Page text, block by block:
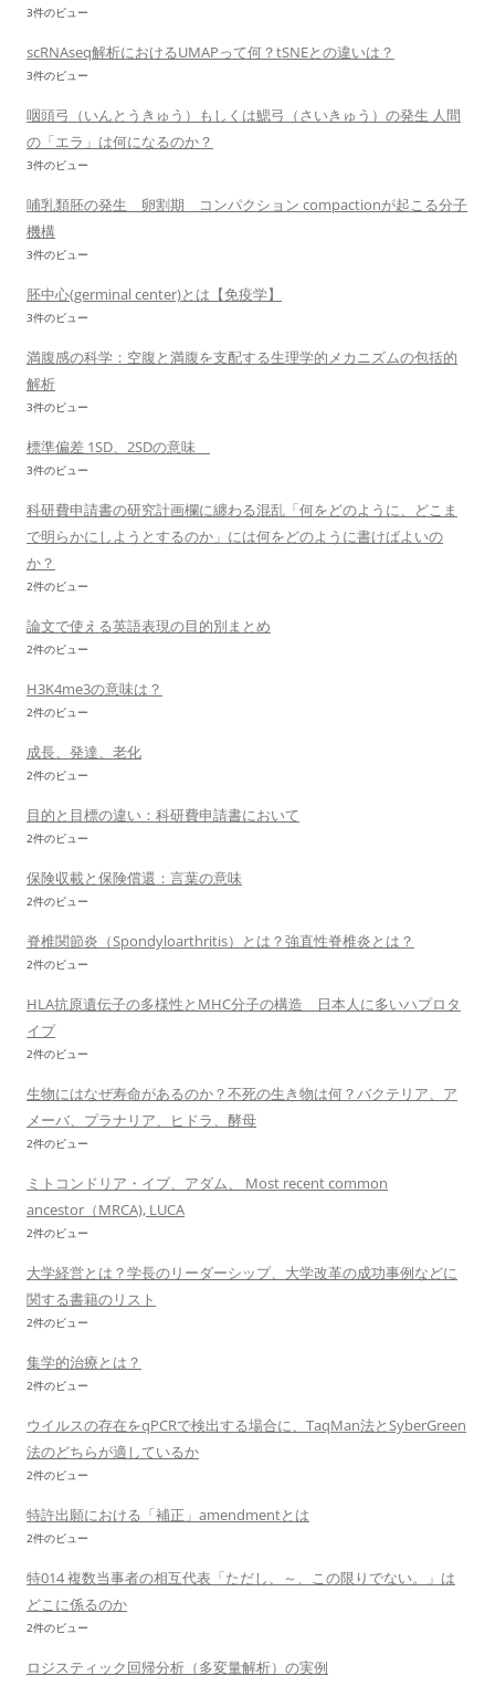
3件のビュー
scRNAseq解析におけるUMAPって何？tSNEとの違いは？
3件のビュー
咽頭弓（いんとうきゅう）もしくは鰓弓（さいきゅう）の発生 人間
の「エラ」は何になるのか？
3件のビュー
哺乳類胚の発生 卵割期 コンパクション compactionが起こる分子
機構
3件のビュー
胚中心(germinal center)とは【免疫学】
3件のビュー
満腹感の科学：空腹と満腹を支配する生理学的メカニズムの包括的
解析
3件のビュー
標準偏差 1SD、2SDの意味
3件のビュー
科研費申請書の研究計画欄に纏わる混乱「何をどのように、どこま
で明らかにしようとするのか」には何をどのように書けばよいの
か？
2件のビュー
論文で使える英語表現の目的別まとめ
2件のビュー
H3K4me3の意味は？
2件のビュー
成長、発達、老化
2件のビュー
目的と目標の違い：科研費申請書において
2件のビュー
保険収載と保険償還：言葉の意味
2件のビュー
脊椎関節炎（Spondyloarthritis）とは？強直性脊椎炎とは？
2件のビュー
HLA抗原遺伝子の多様性とMHC分子の構造 日本人に多いハプロタ
イプ
2件のビュー
生物にはなぜ寿命があるのか？不死の生き物は何？バクテリア、ア
メーバ、プラナリア、ヒドラ、酵母
2件のビュー
ミトコンドリア・イブ、アダム、 Most recent common
ancestor（MRCA), LUCA
2件のビュー
大学経営とは？学長のリーダーシップ、大学改革の成功事例などに
関する書籍のリスト
2件のビュー
集学的治療とは？
2件のビュー
ウイルスの存在をqPCRで検出する場合に、TaqMan法とSyberGreen
法のどちらが適しているか
2件のビュー
特許出願における「補正」amendmentとは
2件のビュー
特014 複数当事者の相互代表「ただし、～、この限りでない。」は
どこに係るのか
2件のビュー
ロジスティック回帰分析（多変量解析）の実例